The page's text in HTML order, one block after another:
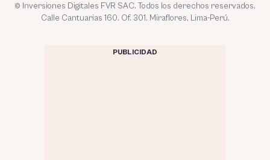
© Inversiones Digitales FVR SAC. Todos los derechos reservados.
Calle Cantuarias 160. Of. 301. Miraflores, Lima-Perú.
PUBLICIDAD